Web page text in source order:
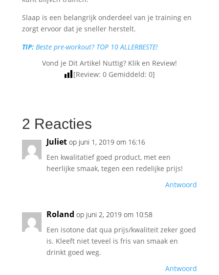
Slaap is een belangrijk onderdeel van je training en
zorgt ervoor dat je sneller herstelt.
TIP:Beste pre-workout? TOP 10 ALLERBESTE!
Vond je Dit Artikel Nuttig? Klik en Review!
[Review:0 Gemiddeld:0]
2 Reacties
Juliet op juni 1, 2019 om 16:16
Een kwalitatief goed product, met een
heerlijke smaak, tegen een redelijke prijs!
Antwoord
Roland op juni 2, 2019 om 10:58
Een isotone dat qua prijs/kwaliteit zeker goed
is. Kleeft niet teveel is fris van smaak en
drinkt goed weg.
Antwoord